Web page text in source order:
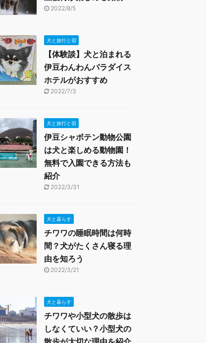
2022/8/5
犬と旅行と宿
【体験談】犬と泊まれる
伊豆わんわんパラダイス
ホテルがおすすめ
2022/7/3
犬と旅行と宿
伊豆シャボテン動物公園
は犬と楽しめる動物園！
無料で入園できる方法も
紹介
2022/3/31
犬と暮らす
チワワの睡眠時間は何時
間？犬がたくさん寝る理
由を知ろう
2022/3/21
犬と暮らす
チワワや小型犬の散歩は
しなくていい？小型犬の